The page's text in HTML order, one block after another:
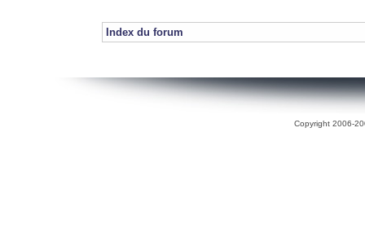
Index du forum
Copyright 2006-